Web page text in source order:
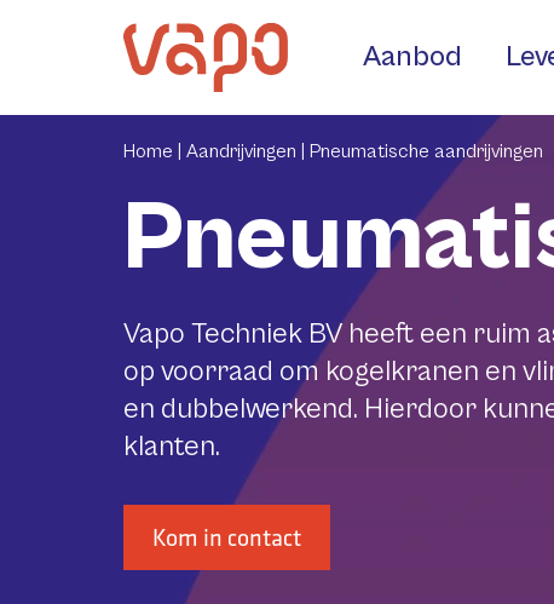
Aanbod
Home | Aandrijvingen | Pneumatische aandrijvingen
Vapo Techniek BV heeft een ruim
op voorraad om kogelkranen en
en dubbelwerkend. Hierdoor
klanten.
Kom in contact